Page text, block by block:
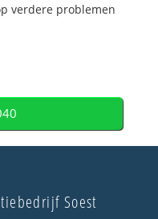
verdere problemen
Soest